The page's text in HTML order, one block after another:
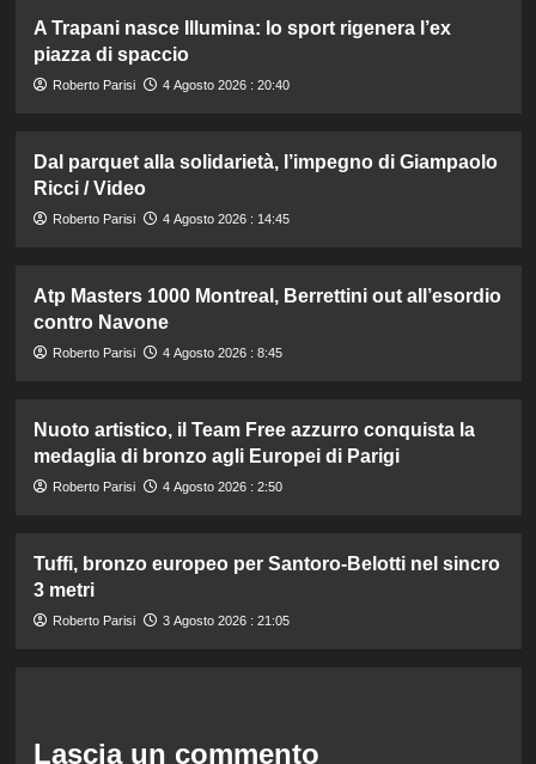
A Trapani nasce Illumina: lo sport rigenera l’ex
piazza di spaccio
Roberto Parisi 4 Agosto 2026 : 20:40
Dal parquet alla solidarietà, l’impegno di Giampaolo
Ricci / Video
Roberto Parisi 4 Agosto 2026 : 14:45
Atp Masters 1000 Montreal, Berrettini out all’esordio
contro Navone
Roberto Parisi 4 Agosto 2026 : 8:45
Nuoto artistico, il Team Free azzurro conquista la
medaglia di bronzo agli Europei di Parigi
Roberto Parisi 4 Agosto 2026 : 2:50
Tuffi, bronzo europeo per Santoro-Belotti nel sincro
3 metri
Roberto Parisi 3 Agosto 2026 : 21:05
Lascia un commento